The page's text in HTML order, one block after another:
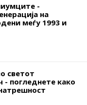
-
на
меѓу 1993 и
светот
- погледнете како